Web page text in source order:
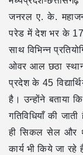
जनरल ए. के. महाजन
परेड में देश भर के
साथ विभिन्न
ओवर आल छठा स्थान
प्रदेश के 45
है। उन्होंने बताया
गतिविधियाँ की
ही सिकल सेल और
कार्य भी किये जा